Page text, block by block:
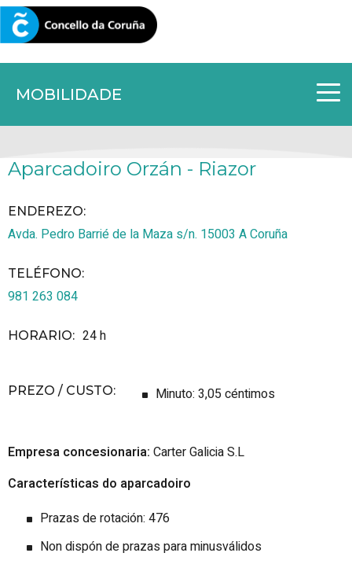
MOBILIDADE
CORUNA.GAL
Aparcadoiro Orzán - Riazor
ENDEREZO:
Avda. Pedro Barrié de la Maza s/n. 15003 A Coruña
TELÉFONO:
981 263 084
HORARIO: 24 h
PREZO / CUSTO: Minuto: 3,05 céntimos
Empresa concesionaria: Carter Galicia S.L
Características do aparcadoiro
Prazas de rotación: 476
Non dispón de prazas para minusválidos